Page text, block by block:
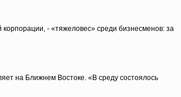
- «тяжеловес» среди бизнесменов: за
на Ближнем Востоке. «В среду состоялось